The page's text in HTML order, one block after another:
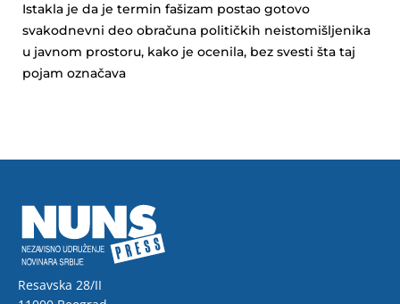
Istakla je da je termin fašizam postao gotovo
svakodnevni deo obračuna političkih neistomišljenika
u javnom prostoru, kako je ocenila, bez svesti šta taj
pojam označava
Resavska 28/II